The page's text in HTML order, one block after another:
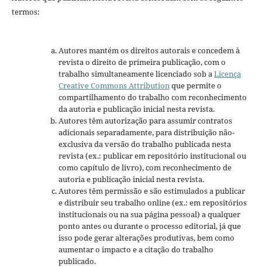
termos:
Autores mantém os direitos autorais e concedem à
revista o direito de primeira publicação, com o
trabalho simultaneamente licenciado sob aLicença
Creative Commons Attributionque permite o
compartilhamento do trabalho com reconhecimento
da autoria e publicação inicial nesta revista.
Autores têm autorização para assumir contratos
adicionais separadamente, para distribuição não-
exclusiva da versão do trabalho publicada nesta
revista (ex.: publicar em repositório institucional ou
como capítulo de livro), com reconhecimento de
autoria e publicação inicial nesta revista.
Autores têm permissão e são estimulados a publicar
e distribuir seu trabalho online (ex.: em repositórios
institucionais ou na sua página pessoal) a qualquer
ponto antes ou durante o processo editorial, já que
isso pode gerar alterações produtivas, bem como
aumentar o impacto e a citação do trabalho
publicado.